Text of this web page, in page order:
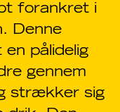
forankret i
Denne
pålidelig
gennem
strækker sig